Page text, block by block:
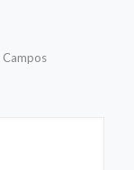
Campos